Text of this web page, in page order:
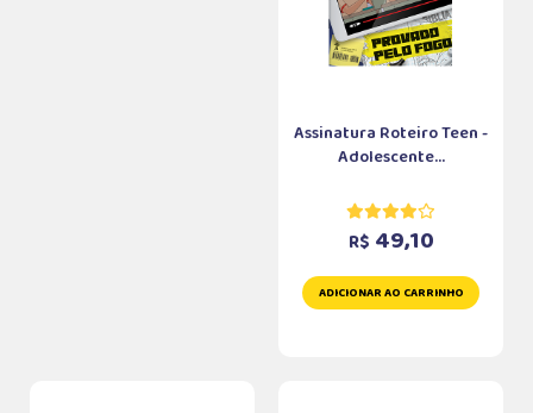
Assinatura Roteiro Teen -
Adolescente...
R$ 49,10
ADICIONAR AO CARRINHO